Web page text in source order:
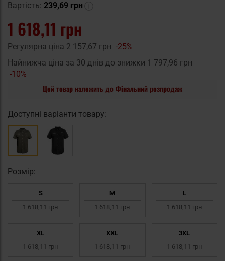
Вартість: 239,69 грн
1 618,11 грн
Регулярна ціна 2 157,67 грн -25%
Найнижча ціна за 30 днів до знижки 1 797,96 грн
-10%
Цей товар належить до Фінальний розпродаж
Доступні варіанти товару:
Pозмір:
S
1 618,11 грн
M
1 618,11 грн
L
1 618,11 грн
XL
1 618,11 грн
XXL
1 618,11 грн
3XL
1 618,11 грн